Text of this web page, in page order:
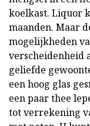
koelkast. Liquor
maanden. Maar
mogelijkheden
verscheidenheid
geliefde
een hoog glas
een paar thee
tot verrekening